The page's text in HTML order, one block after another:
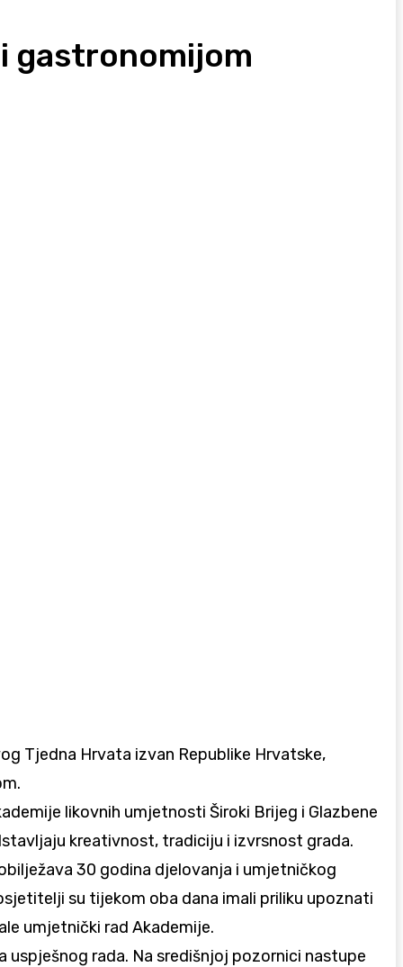
gastronomijom
Tjedna Hrvata izvan Republike Hrvatske,
likovnih umjetnosti Široki Brijeg i Glazbene
kreativnost, tradiciju i izvrsnost grada.
30 godina djelovanja i umjetničkog
su tijekom oba dana imali priliku upoznati
umjetnički rad Akademije.
uspješnog rada. Na središnjoj pozornici nastupe